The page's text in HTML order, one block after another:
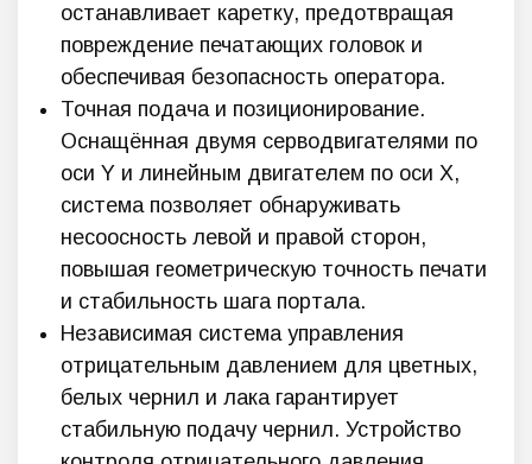
останавливает каретку, предотвращая
повреждение печатающих головок и
обеспечивая безопасность оператора.
Точная подача и позиционирование.
Оснащённая двумя серводвигателями по
оси Y и линейным двигателем по оси X,
система позволяет обнаруживать
несоосность левой и правой сторон,
повышая геометрическую точность печати
и стабильность шага портала.
Независимая система управления
отрицательным давлением для цветных,
белых чернил и лака гарантирует
стабильную подачу чернил. Устройство